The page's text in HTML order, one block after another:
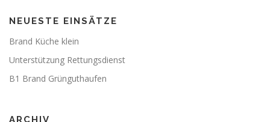
NEUESTE EINSÄTZE
Brand Küche klein
Unterstützung Rettungsdienst
B1 Brand Grünguthaufen
ARCHIV